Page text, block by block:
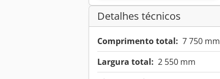
Detalhes técnicos
Comprimento total: 7 750 mm
Largura total: 2 550 mm